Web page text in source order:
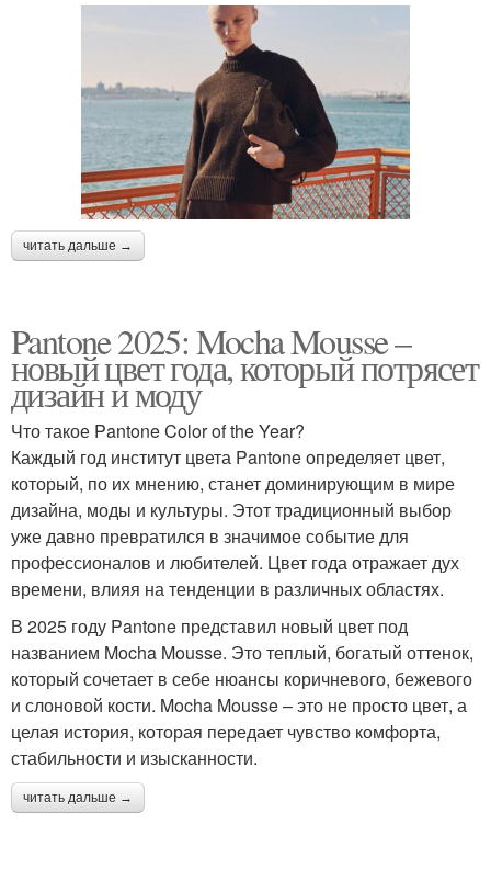
читать дальше →
Pantone 2025: Mocha Mousse –
новый цвет года, который потрясет
дизайн и моду
Что такое Pantone Color of the Year?
Каждый год институт цвета Pantone определяет цвет,
который, по их мнению, станет доминирующим в мире
дизайна, моды и культуры. Этот традиционный выбор
уже давно превратился в значимое событие для
профессионалов и любителей. Цвет года отражает дух
времени, влияя на тенденции в различных областях.
В 2025 году Pantone представил новый цвет под
названием Mocha Mousse. Это теплый, богатый оттенок,
который сочетает в себе нюансы коричневого, бежевого
и слоновой кости. Mocha Mousse – это не просто цвет, а
целая история, которая передает чувство комфорта,
стабильности и изысканности.
читать дальше →